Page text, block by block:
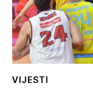
VIJESTI